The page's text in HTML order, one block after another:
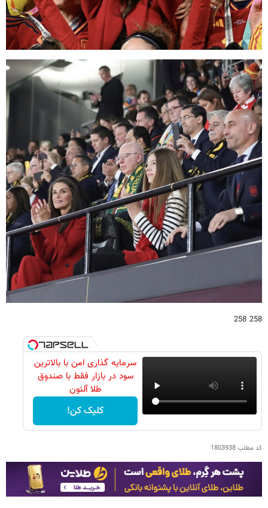
258 258
سرمایه گذاری امن با بالاترین
سود در بازار فقط با صندوق
طلا آلتون
کلیک کن!
کد مطلب1803938